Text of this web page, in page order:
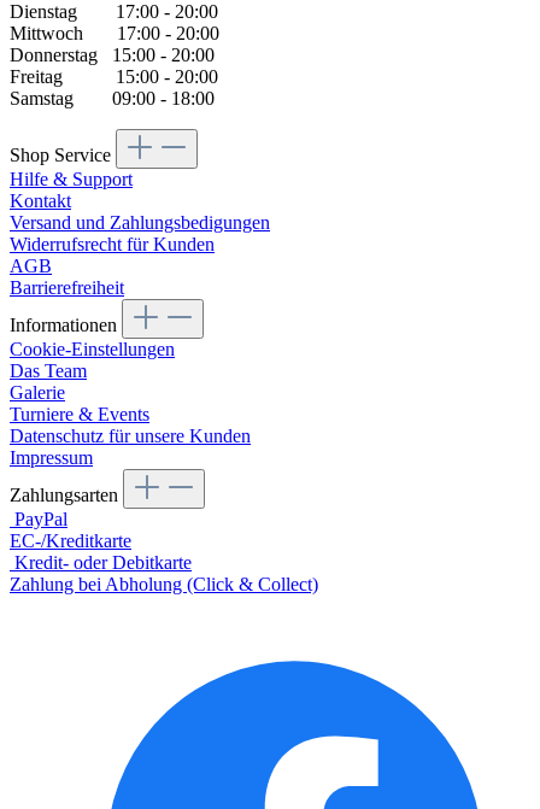
Dienstag 17:00 - 20:00
Mittwoch 17:00 - 20:00
Donnerstag 15:00 - 20:00
Freitag 15:00 - 20:00
Samstag 09:00 - 18:00
Shop Service
Hilfe & Support
Kontakt
Versand und Zahlungsbedigungen
Widerrufsrecht für Kunden
AGB
Barrierefreiheit
Informationen
Cookie-Einstellungen
Das Team
Galerie
Turniere & Events
Datenschutz für unsere Kunden
Impressum
Zahlungsarten
PayPal
EC-/Kreditkarte
Kredit- oder Debitkarte
Zahlung bei Abholung (Click & Collect)